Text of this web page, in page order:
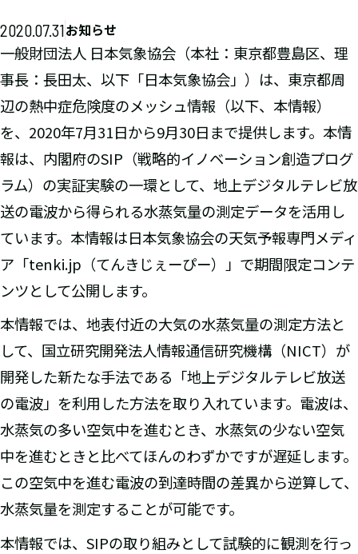
2020.07.31お知らせ
一般財団法人 日本気象協会（本社：東京都豊島区、理
事長：長田太、以下「日本気象協会」）は、東京都周
辺の熱中症危険度のメッシュ情報（以下、本情報）
を、2020年7月31日から9月30日まで提供します。本情
報は、内閣府のSIP（戦略的イノベーション創造プログ
ラム）の実証実験の一環として、地上デジタルテレビ放
送の電波から得られる水蒸気量の測定データを活用し
ています。本情報は日本気象協会の天気予報専門メディ
ア「tenki.jp（てんきじぇーぴー）」で期間限定コンテ
ンツとして公開します。
本情報では、地表付近の大気の水蒸気量の測定方法と
して、国立研究開発法人情報通信研究機構（NICT）が
開発した新たな手法である「地上デジタルテレビ放送
の電波」を利用した方法を取り入れています。電波は、
水蒸気の多い空気中を進むとき、水蒸気の少ない空気
中を進むときと比べてほんのわずかですが遅延します。
この空気中を進む電波の到達時間の差異から逆算して、
水蒸気量を測定することが可能です。
本情報では、SIPの取り組みとして試験的に観測を行っ